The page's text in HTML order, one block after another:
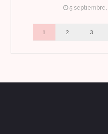
5 septiembre,
1 2 3